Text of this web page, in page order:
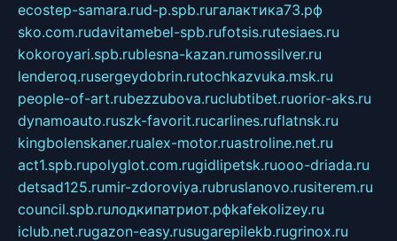
ecostep-samara.rud-p.spb.ruгалактика73.рф
sko.com.rudavitamebel-spb.rufotsis.rutesiaes.ru
kokoroyari.spb.rublesna-kazan.rumossilver.ru
lenderoq.rusergeydobrin.rutochkazvuka.msk.ru
people-of-art.rubezzubova.ruclubtibet.ruorior-aks.ru
dynamoauto.ruszk-favorit.rucarlines.ruflatnsk.ru
kingbolenskaner.rualex-motor.ruastroline.net.ru
act1.spb.rupolyglot.com.rugidlipetsk.ruooo-driada.ru
detsad125.rumir-zdoroviya.rubruslanovo.rusiterem.ru
council.spb.ruлодкипатриот.рфkafekolizey.ru
iclub.net.rugazon-easy.rusugarepilekb.rugrinox.ru